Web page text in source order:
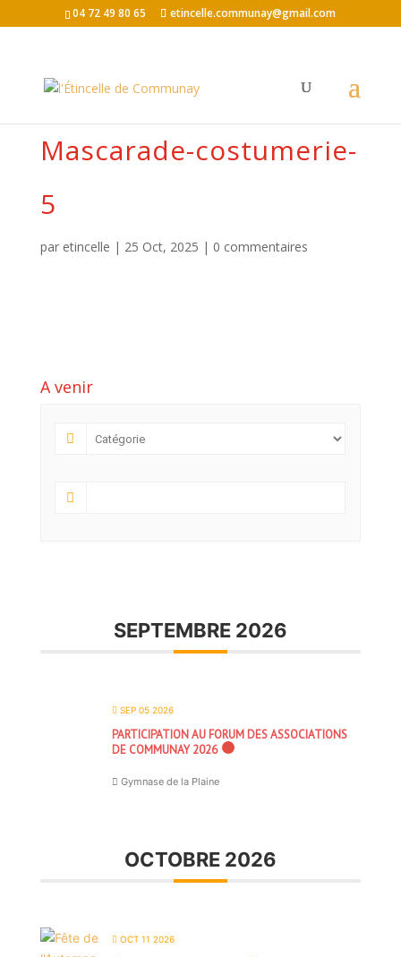
04 72 49 80 65 etincelle.communay@gmail.com
Mascarade-costumerie-
5
par etincelle | 25 Oct, 2025 | 0 commentaires
A venir
SEPTEMBRE 2026
SEP 05 2026
PARTICIPATION AU FORUM DES ASSOCIATIONS
DE COMMUNAY 2026
Gymnase de la Plaine
OCTOBRE 2026
OCT 11 2026